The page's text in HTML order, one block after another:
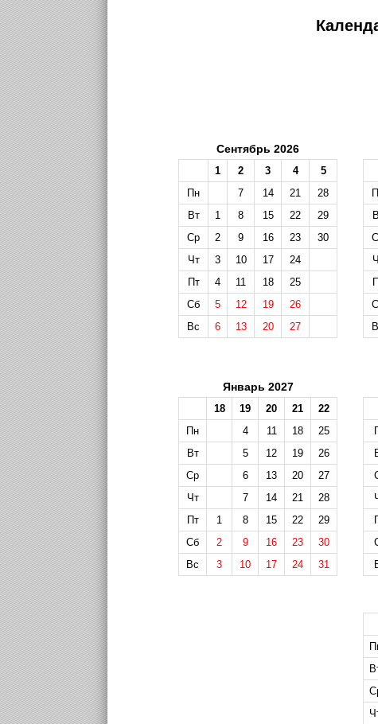
Сентябрь 2026
1 2 3 4
5
Пн
7 14 21
28
Вт
1 8 15 22
29
Ср
2 9 16 23
30
Чт
3 10 17
24
Пт
4 11 18
25
Сб
5 12 19
26
Вс
6 13 20 27
Январь 2027
18 19 20 21
22
Пн
4 11 18
25
Вт
5 12 19
26
Ср
6 13 20
27
Чт
7 14 21
28
Пт
1 8 15 22
29
Сб
2 9 16 23
30
Вс
3 10 17 24 31